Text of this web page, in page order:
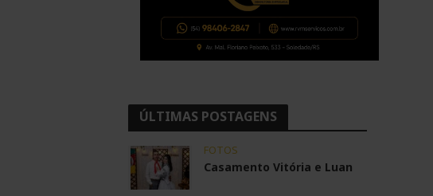
ÚLTIMAS POSTAGENS
FOTOS
Casamento Vitória e Luan